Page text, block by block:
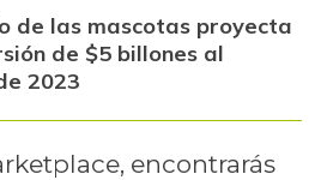
de las mascotas proyecta
de $5 billones al
2023
encontrarás